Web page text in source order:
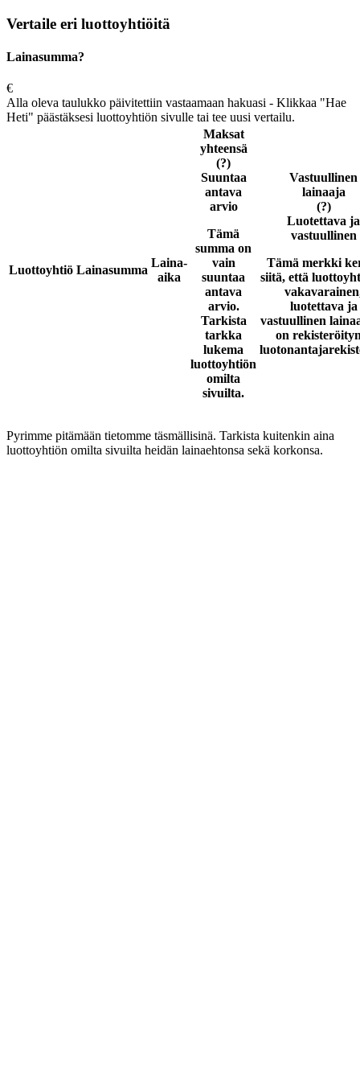
Vertaile eri luottoyhtiöitä
Lainasumma?
€
Alla oleva taulukko päivitettiin vastaamaan hakuasi - Klikkaa "Hae
Heti" päästäksesi luottoyhtiön sivulle tai tee uusi vertailu.
Luottoyhtiö Lainasumma
Laina-
aika
Maksat
yhteensä
(?)
Suuntaa
antava
arvio
Tämä
summa on
vain
suuntaa
antava
arvio.
Tarkista
tarkka
lukema
luottoyhtiön
omilta
sivuilta.
Vastuullinen
lainaaja
(?)
Luotettava ja
vastuullinen
Tämä merkki
siitä, että
luotettava ja
vastuullinen
on
Pyrimme pitämään tietomme täsmällisinä. Tarkista kuitenkin aina
luottoyhtiön omilta sivuilta heidän lainaehtonsa sekä korkonsa.